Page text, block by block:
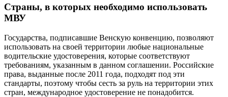
Страны, в которых необходимо использовать
МВУ
Государства, подписавшие Венскую конвенцию, позволяют
использовать на своей территории любые национальные
водительские удостоверения, которые соответствуют
требованиям, указанным в данном соглашении. Российские
права, выданные после 2011 года, подходят под эти
стандарты, поэтому чтобы сесть за руль на территории этих
стран, международное удостоверение не понадобится.